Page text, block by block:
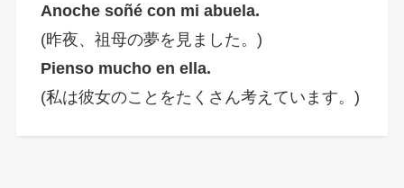
Anoche soñé con mi abuela.
(昨夜、祖母の夢を見ました。)
Pienso mucho en ella.
(私は彼女のことをたくさん考えています。)